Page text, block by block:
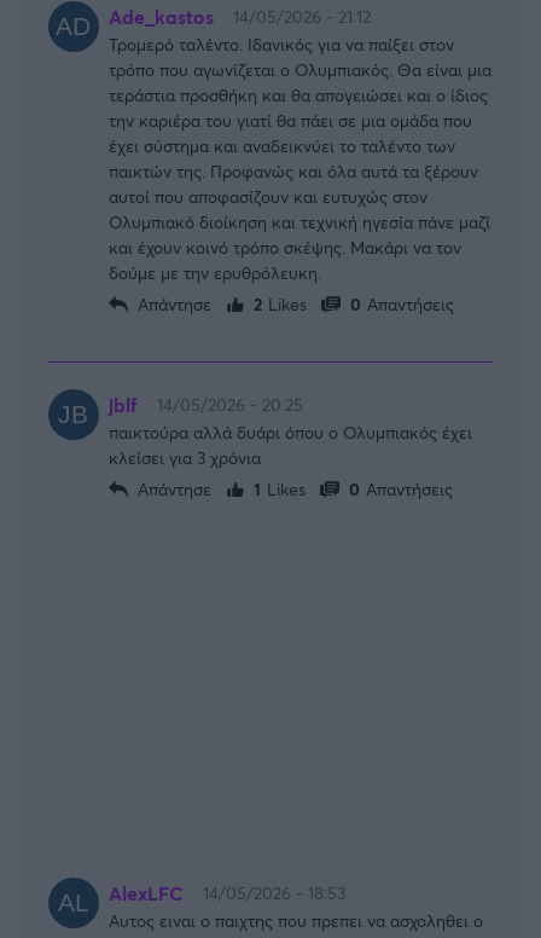
Ade_kastos
14/05/2026 - 21:12
Τρομερό ταλέντο. Ιδανικός για να παίξει στον
τρόπο που αγωνίζεται ο Ολυμπιακός. Θα είναι μια
τεράστια προσθήκη και θα απογειώσει και ο ίδιος
την καριέρα του γιατί θα πάει σε μια ομάδα που
έχει σύστημα και αναδεικνύει το ταλέντο των
παικτών της. Προφανώς και όλα αυτά τα ξέρουν
αυτοί που αποφασίζουν και ευτυχώς στον
Ολυμπιακό διοίκηση και τεχνική ηγεσία πάνε μαζί
και έχουν κοινό τρόπο σκέψης. Μακάρι να τον
δούμε με την ερυθρόλευκη.
Απάντησε
2 Likes 0 Απαντήσεις
jblf
14/05/2026 - 20:25
παικτούρα αλλά δυάρι όπου ο Ολυμπιακός έχει
κλείσει για 3 χρόνια
Απάντησε
1 Likes 0 Απαντήσεις
AlexLFC
14/05/2026 - 18:53
Αυτος ειναι ο παιχτης που πρεπει να ασχοληθει ο